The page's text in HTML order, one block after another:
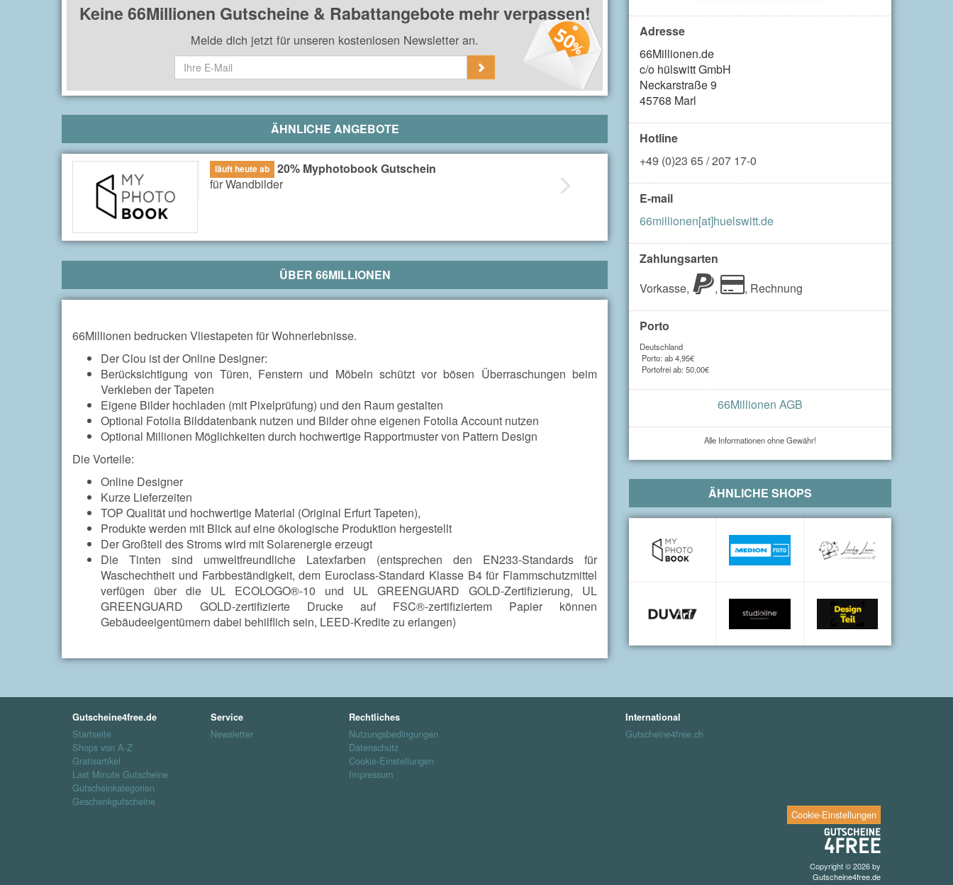
Keine 66Millionen Gutscheine & Rabattangebote mehr verpassen!
Melde dich jetzt für unseren kostenlosen Newsletter an.
ÄHNLICHE ANGEBOTE
läuft heute ab
20% Myphotobook Gutschein
für Wandbilder
ÜBER 66MILLIONEN
66Millionen bedrucken Vliestapeten für Wohnerlebnisse.
Der Clou ist der Online Designer:
Berücksichtigung von Türen, Fenstern und Möbeln schützt vor bösen Überraschungen beim
Verkleben der Tapeten
Eigene Bilder hochladen (mit Pixelprüfung) und den Raum gestalten
Optional Fotolia Bilddatenbank nutzen und Bilder ohne eigenen Fotolia Account nutzen
Optional Millionen Möglichkeiten durch hochwertige Rapportmuster von Pattern Design
Die Vorteile:
Online Designer
Kurze Lieferzeiten
TOP Qualität und hochwertige Material (Original Erfurt Tapeten),
Produkte werden mit Blick auf eine ökologische Produktion hergestellt
Der Großteil des Stroms wird mit Solarenergie erzeugt
Die Tinten sind umweltfreundliche Latexfarben (entsprechen den EN233-Standards für
Waschechtheit und Farbbeständigkeit, dem Euroclass-Standard Klasse B4 für Flammschutzmittel
verfügen über die UL ECOLOGO®-10 und UL GREENGUARD GOLD-Zertifizierung, UL
GREENGUARD GOLD-zertifizierte Drucke auf FSC®-zertifiziertem Papier können
Gebäudeeigentümern dabei behilflich sein, LEED-Kredite zu erlangen)
Adresse
66Millionen.de
c/o hülswitt GmbH
Neckarstraße 9
45768 Marl
Hotline
+49 (0)23 65 / 207 17-0
E-mail
66millionen[at]huelswitt.de
Zahlungsarten
Vorkasse,
, , Rechnung
Porto
Deutschland
Porto: ab 4,95€
Portofrei ab: 50,00€
66Millionen AGB
Alle Informationen ohne Gewähr!
ÄHNLICHE SHOPS
Gutscheine4free.de
Startseite
Shops von A-Z
Gratisartikel
Last Minute Gutscheine
Gutscheinkategorien
Geschenkgutscheine
Service
Newsletter
Rechtliches
Nutzungsbedingungen
Datenschutz
Cookie-Einstellungen
Impressum
International
Gutscheine4free.ch
Cookie-Einstellungen
Copyright © 2026 by
Gutscheine4free.de